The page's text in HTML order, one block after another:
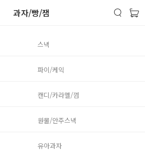
과자/빵/잼
스낵
파이/케익
캔디/카라멜/껌
원물/안주스낵
유아과자